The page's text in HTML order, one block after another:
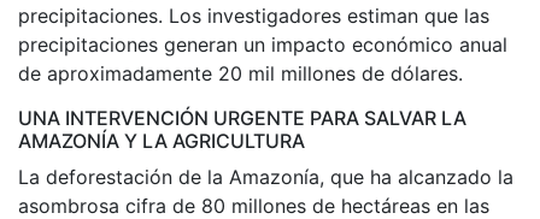
precipitaciones. Los investigadores estiman que las
precipitaciones generan un impacto económico anual
de aproximadamente 20 mil millones de dólares.
UNA INTERVENCIÓN URGENTE PARA SALVAR LA
AMAZONÍA Y LA AGRICULTURA
La deforestación de la Amazonía, que ha alcanzado la
asombrosa cifra de 80 millones de hectáreas en las